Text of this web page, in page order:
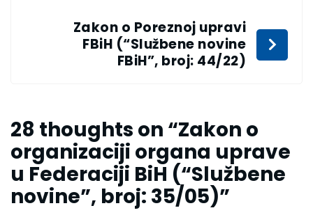
Zakon o Poreznoj upravi
FBiH (“Službene novine
FBiH”, broj: 44/22)
28 thoughts on “Zakon o
organizaciji organa uprave
u Federaciji BiH (“Službene
novine”, broj: 35/05)”